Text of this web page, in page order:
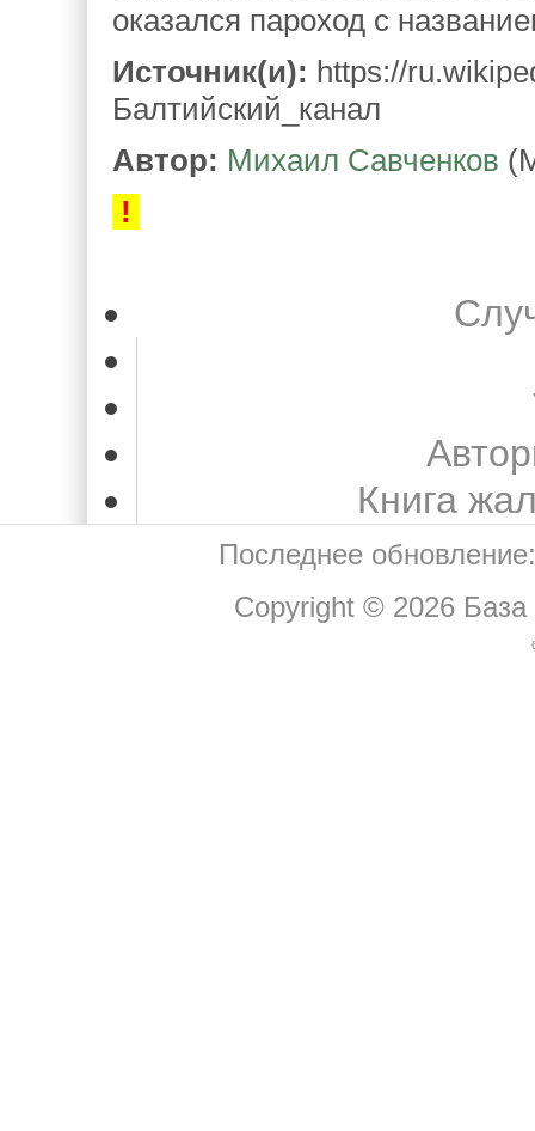
оказался пароход с
Источник(и): https://
Балтийский_канал
Автор: Михаил Савченков
!
Книга
Последнее
Copyright © 2026 База